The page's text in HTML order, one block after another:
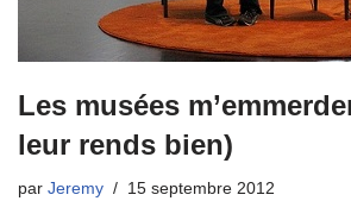
Les musées
leur rends bien)
par Jeremy 15 septembre 2012